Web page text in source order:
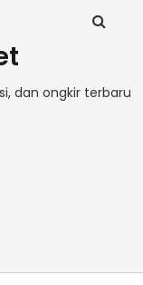
dan ongkir terbaru